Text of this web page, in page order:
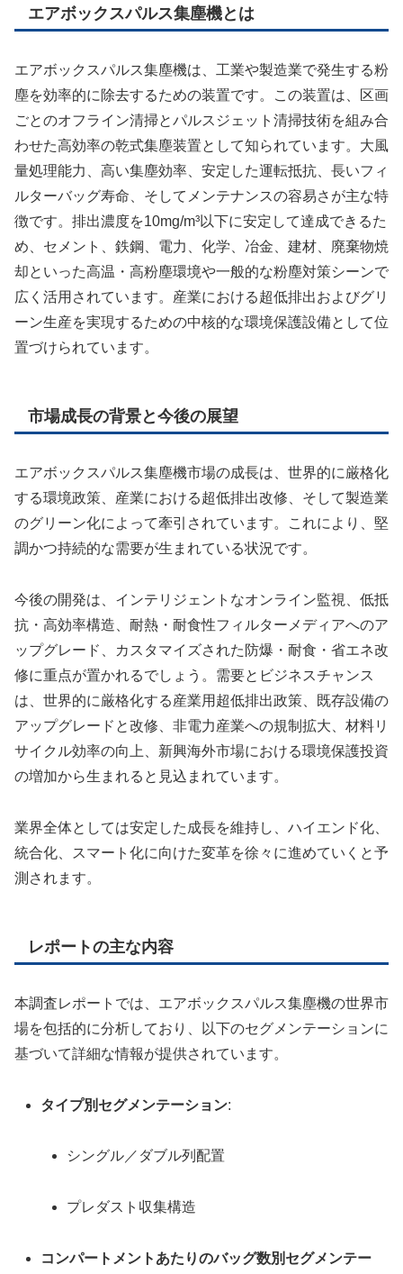
エアボックスパルス集塵機とは
エアボックスパルス集塵機は、工業や製造業で発生する粉
塵を効率的に除去するための装置です。この装置は、区画
ごとのオフライン清掃とパルスジェット清掃技術を組み合
わせた高効率の乾式集塵装置として知られています。大風
量処理能力、高い集塵効率、安定した運転抵抗、長いフィ
ルターバッグ寿命、そしてメンテナンスの容易さが主な特
徴です。排出濃度を10mg/m³以下に安定して達成できるた
め、セメント、鉄鋼、電力、化学、冶金、建材、廃棄物焼
却といった高温・高粉塵環境や一般的な粉塵対策シーンで
広く活用されています。産業における超低排出およびグリ
ーン生産を実現するための中核的な環境保護設備として位
置づけられています。
市場成長の背景と今後の展望
エアボックスパルス集塵機市場の成長は、世界的に厳格化
する環境政策、産業における超低排出改修、そして製造業
のグリーン化によって牽引されています。これにより、堅
調かつ持続的な需要が生まれている状況です。
今後の開発は、インテリジェントなオンライン監視、低抵
抗・高効率構造、耐熱・耐食性フィルターメディアへのア
ップグレード、カスタマイズされた防爆・耐食・省エネ改
修に重点が置かれるでしょう。需要とビジネスチャンス
は、世界的に厳格化する産業用超低排出政策、既存設備の
アップグレードと改修、非電力産業への規制拡大、材料リ
サイクル効率の向上、新興海外市場における環境保護投資
の増加から生まれると見込まれています。
業界全体としては安定した成長を維持し、ハイエンド化、
統合化、スマート化に向けた変革を徐々に進めていくと予
測されます。
レポートの主な内容
本調査レポートでは、エアボックスパルス集塵機の世界市
場を包括的に分析しており、以下のセグメンテーションに
基づいて詳細な情報が提供されています。
タイプ別セグメンテーション:
シングル／ダブル列配置
プレダスト収集構造
コンパートメントあたりのバッグ数別セグメンテー